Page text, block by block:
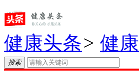
健康头条> 健康
搜索